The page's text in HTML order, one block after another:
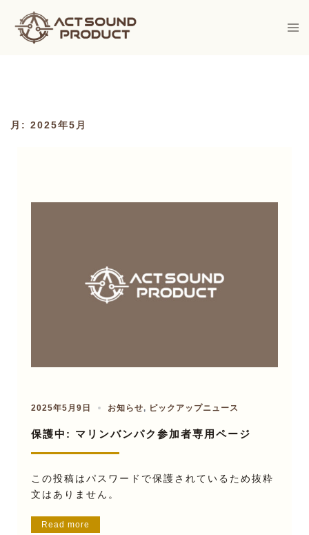
content
月: 2025年5月
2025年5月9日 お知らせ, ピックアップニュース
保護中: マリンバンパク参加者専用ページ
この投稿はパスワードで保護されているため抜粋
文はありません。
Read more